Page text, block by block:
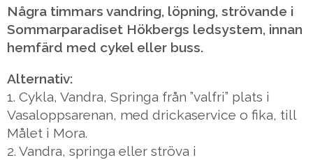
Några timmars vandring, löpning, strövande i
Sommarparadiset Hökbergs ledsystem, innan
hemfärd med cykel eller buss.
Alternativ:
1. Cykla, Vandra, Springa från ”valfri” plats i
Vasaloppsarenan, med drickaservice o fika, till
Målet i Mora.
2. Vandra, springa eller ströva i